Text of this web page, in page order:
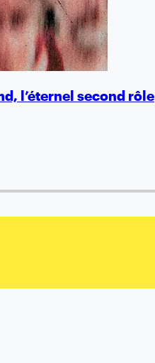
l’éternel second rôle